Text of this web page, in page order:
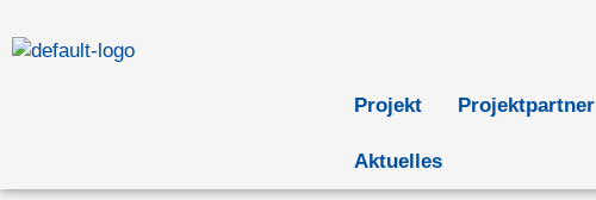
Inhalt
Projekt
Projektpartner
Aktuelles